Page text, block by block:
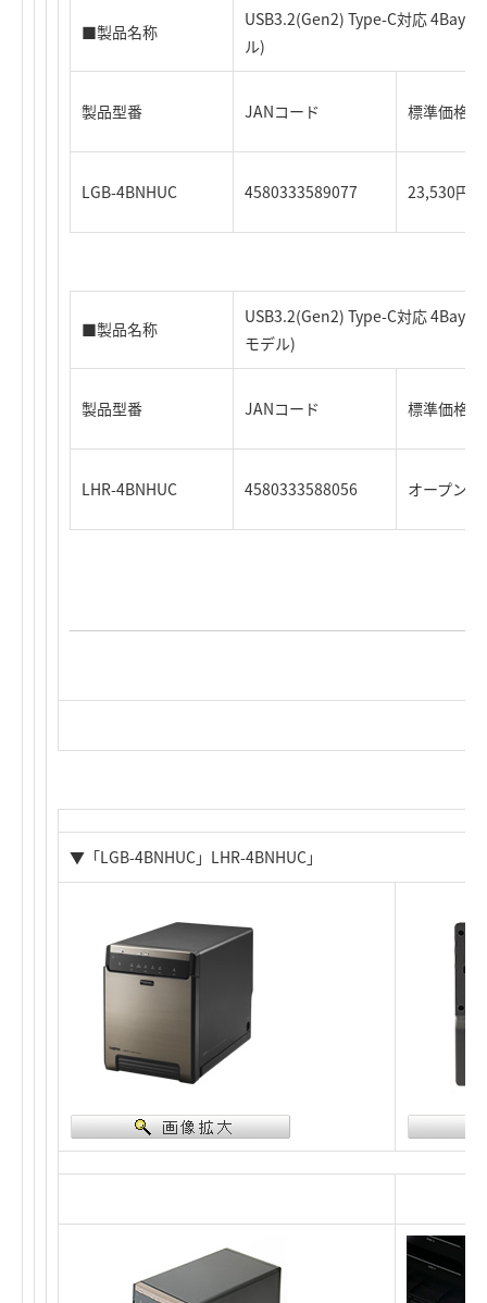
■製品名称
USB3.2(Gen2) Type-C対応
ル)
製品型番 JANコード 標準価格
LGB-4BNHUC 4580333589077 23,530円(
■製品名称
USB3.2(Gen2) Type-C対応
モデル)
製品型番 JANコード 標準価格
LHR-4BNHUC 4580333588056 オープン価
▼「LGB-4BNHUC」LHR-4BNHUC」